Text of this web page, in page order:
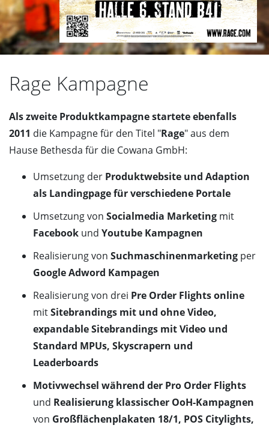
Rage Kampagne
Als zweite Produktkampagne startete ebenfalls
2011 die Kampagne für den Titel "Rage" aus dem
Hause Bethesda für die Cowana GmbH:
Umsetzung der Produktwebsite und Adaption
als Landingpage für verschiedene Portale
Umsetzung von Socialmedia Marketing mit
Facebook und Youtube Kampagnen
Realisierung von Suchmaschinenmarketing per
Google Adword Kampagen
Realisierung von drei Pre Order Flights online
mitSitebrandings mit und ohne Video,
expandable Sitebrandings mit Video und
Standard MPUs, Skyscrapern und
Leaderboards
Motivwechsel während der Pro Order Flights
und Realisierung klassischer OoH-Kampagnen
von Großflächenplakaten 18/1, POS Citylights,